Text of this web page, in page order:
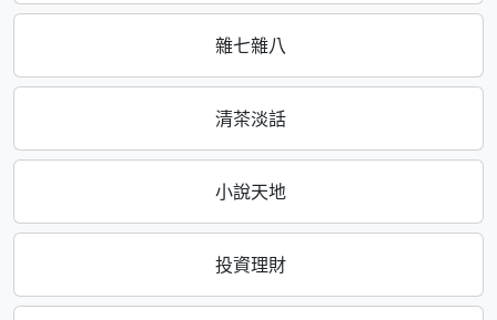
雜七雜八
清茶淡話
小說天地
投資理財